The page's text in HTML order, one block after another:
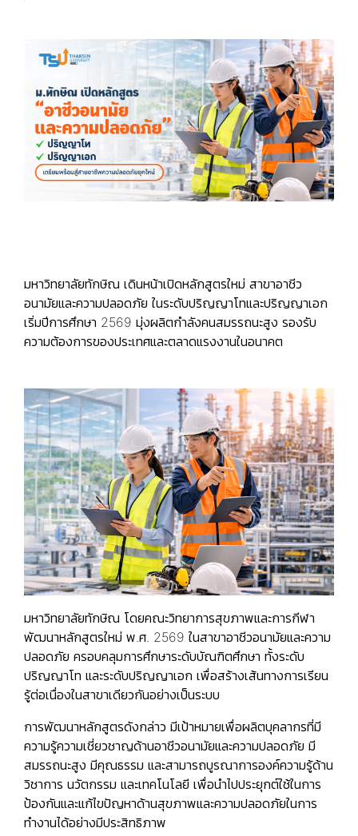
มหาวิทยาลัยทักษิณ เดินหน้าเปิดหลักสูตรใหม่ สาขาอาชีว
อนามัยและความปลอดภัย ในระดับปริญญาโทและปริญญาเอก
เริ่มปีการศึกษา 2569 มุ่งผลิตกำลังคนสมรรถนะสูง รองรับ
ความต้องการของประเทศและตลาดแรงงานในอนาคต
มหาวิทยาลัยทักษิณ โดยคณะวิทยาการสุขภาพและการกีฬา
พัฒนาหลักสูตรใหม่ พ.ศ. 2569 ในสาขาอาชีวอนามัยและความ
ปลอดภัย ครอบคลุมการศึกษาระดับบัณฑิตศึกษา ทั้งระดับ
ปริญญาโท และระดับปริญญาเอก เพื่อสร้างเส้นทางการเรียน
รู้ต่อเนื่องในสาขาเดียวกันอย่างเป็นระบบ
การพัฒนาหลักสูตรดังกล่าว มีเป้าหมายเพื่อผลิตบุคลากรที่มี
ความรู้ความเชี่ยวชาญด้านอาชีวอนามัยและความปลอดภัย มี
สมรรถนะสูง มีคุณธรรม และสามารถบูรณาการองค์ความรู้ด้าน
วิชาการ นวัตกรรม และเทคโนโลยี เพื่อนำไปประยุกต์ใช้ในการ
ป้องกันและแก้ไขปัญหาด้านสุขภาพและความปลอดภัยในการ
ทำงานได้อย่างมีประสิทธิภาพ